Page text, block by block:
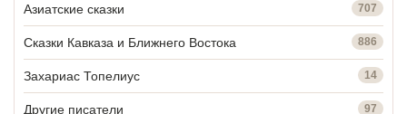
Азиатские сказки 707
Сказки Кавказа и Ближнего Востока 886
Захариас Топелиус 14
Другие писатели 97